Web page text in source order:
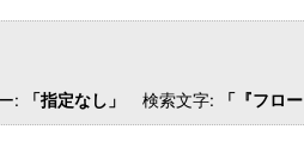
: 「指定なし」 検索文字: 「『フロ